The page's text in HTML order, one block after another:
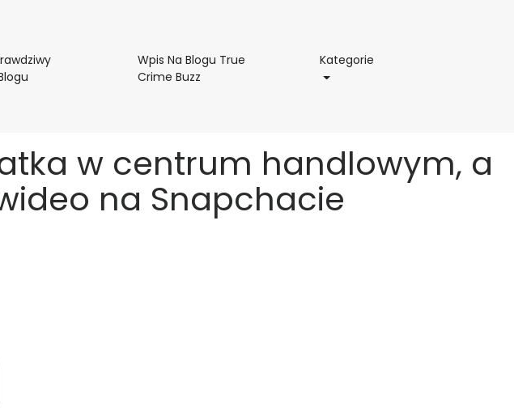
Bardzo
Wpis Na Blogu True
Crime BuzzWpis
Buzz
Kategorie
w centrum handlowym, a
na Snapchacie